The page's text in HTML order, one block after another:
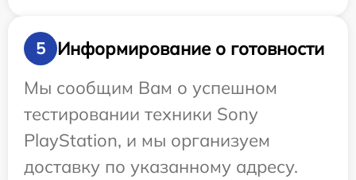
5
Информирование о готовности
Мы сообщим Вам о успешном
тестировании техники Sony
PlayStation, и мы организуем
доставку по указанному адресу.